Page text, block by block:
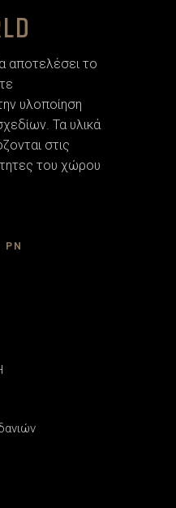
αποτελέσει το
υλοποίηση
Τα υλικά
στις
του χώρου
PN